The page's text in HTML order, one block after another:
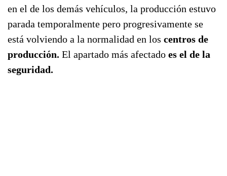
en el de los demás vehículos, la producción estuvo
parada temporalmente pero progresivamente se
está volviendo a la normalidad en los centros de
producción. El apartado más afectado es el de la
seguridad.